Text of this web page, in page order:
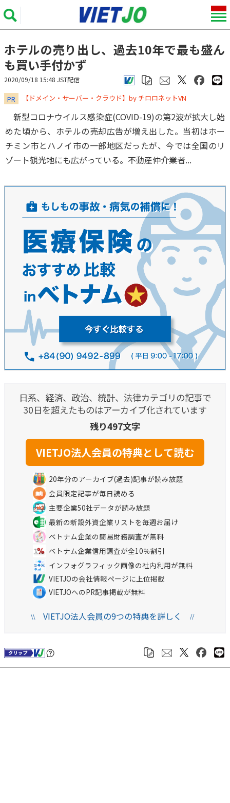
ホテルの売り出し、過去10年で最も盛ん
も買い手付かず
2020/09/18 15:48 JST配信
PR ​​​​​​​【ドメイン・サーバー・クラウド】by チロロネットVN
新型コロナウイルス感染症(COVID-19)の第2波が拡大し始
めた頃から、ホテルの売却広告が増え出した。当初はホー
チミン市とハノイ市の一部地区だったが、今では全国のリ
ゾート観光地にも広がっている。不動産仲介業者...
日系、経済、政治、統計、法律カテゴリの記事で
30日を超えたものはアーカイブ化されています
残り497文字
20年分のアーカイブ(過去)記事が読み放題
会員限定記事が毎日読める
主要企業50社データが読み放題
最新の新設外資企業リストを毎週お届け
ベトナム企業の簡易財務調査が無料
ベトナム企業信用調査が全10％割引
インフォグラフィック画像の社内利用が無料
VIETJOの会社情報ページに上位掲載
VIETJOへのPR記事掲載が無料
\\VIETJO法人会員の9つの特典を詳しく //